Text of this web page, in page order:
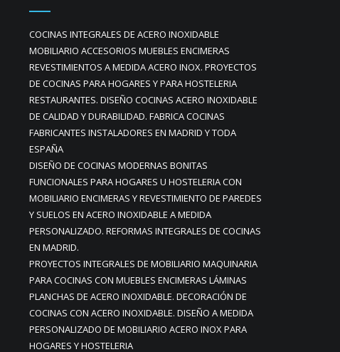
COCINAS INTEGRALES DE ACERO INOXIDABLE
MOBILIARIO ACCESORIOS MUEBLES ENCIMERAS
REVESTIMIENTOS A MEDIDA ACERO INOX. PROYECTOS
DE COCINAS PARA HOGARES Y PARA HOSTELERIA
RESTAURANTES. DISEÑO COCINAS ACERO INOXIDABLE
DE CALIDAD Y DURABILIDAD. FABRICA COCINAS
FABRICANTES INSTALADORES EN MADRID Y TODA
ESPAÑA
DISEÑO DE COCINAS MODERNAS BONITAS
FUNCIONALES PARA HOGARES U HOSTELERIA CON
MOBILIARIO ENCIMERAS Y REVESTIMIENTO DE PAREDES
Y SUELOS EN ACERO INOXIDABLE A MEDIDA
PERSONALIZADO. REFORMAS INTEGRALES DE COCINAS
EN MADRID.
PROYECTOS INTEGRALES DE MOBILIARIO MAQUINARIA
PARA COCINAS CON MUEBLES ENCIMERAS LÁMINAS
PLANCHAS DE ACERO INOXIDABLE. DECORACIÓN DE
COCINAS CON ACERO INOXIDABLE. DISEÑO A MEDIDA
PERSONALIZADO DE MOBILIARIO ACERO INOX PARA
HOGARES Y HOSTELERIA